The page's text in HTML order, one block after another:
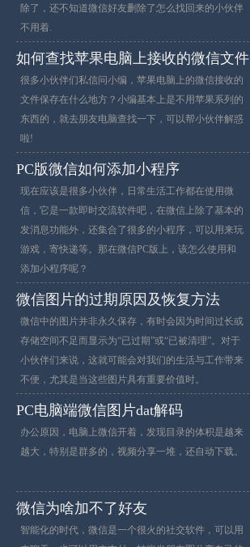
除了，还不知道微信好友删除了怎么找回来的小伙伴
不用着.
如何查找苹果电脑上接收的微信文件
很多小伙伴们私信问小编，苹果电脑上的微信接收的
文件保存在什么地方？小编基本上是不用苹果系列的
东西的，就去朋友电脑查找一下，可以帮小伙伴解惑
啦!
PC版微信如何添加小程序
现在应该是很多小伙伴，日常生活工作都在使用微
信，它是一款即时交流软件吧，在微信上除了基本的
发消息功能外，还集合了很多的小程序，可以用来玩
游戏，寄快递等。那在微信PC版上，该怎么使用和
添加小程序呢？
微信图片的过期原因及恢复方法
微信中的图片并非永久保存，有时会因为时间过长或
存储空间不足而显示为“已过期”或“已被清理”。对于
小伙伴们来说，这就可能会对我们的生活与工作带来
不便，尤其是当这些图片具有重要价值时。
PC电脑端微信图片dat解码
办公原因，电脑上微信开着，发现目录的体积是越来
越大，特别是群多的，视频分享一堆，还自动下载。
微信为啥加不了好友
智能化的时代，微信是一个很火的社交软件，可以用